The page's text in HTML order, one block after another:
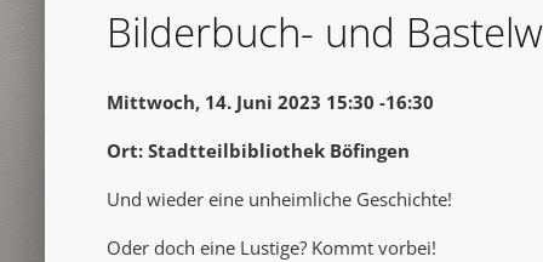
Bilderbuch- und
Mittwoch, 14. Juni 2023 15:30 -16:30
Ort: Stadtteilbibliothek Böfingen
Und wieder eine unheimliche Geschichte!
Oder doch eine Lustige? Kommt vorbei!